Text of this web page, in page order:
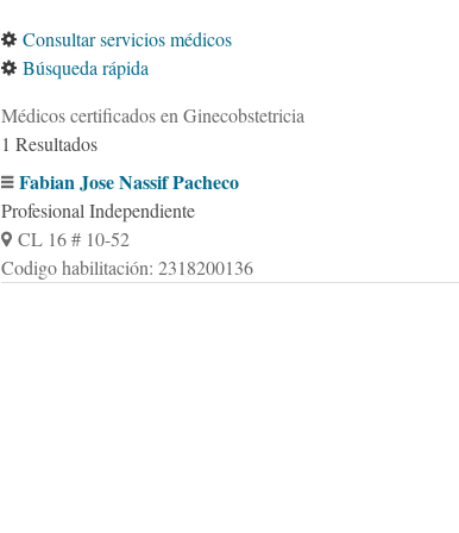
Consultar servicios médicos
Búsqueda rápida
Médicos certificados en Ginecobstetricia
1 Resultados
Fabian Jose Nassif Pacheco
Profesional Independiente
CL 16 # 10-52
Codigo habilitación: 2318200136